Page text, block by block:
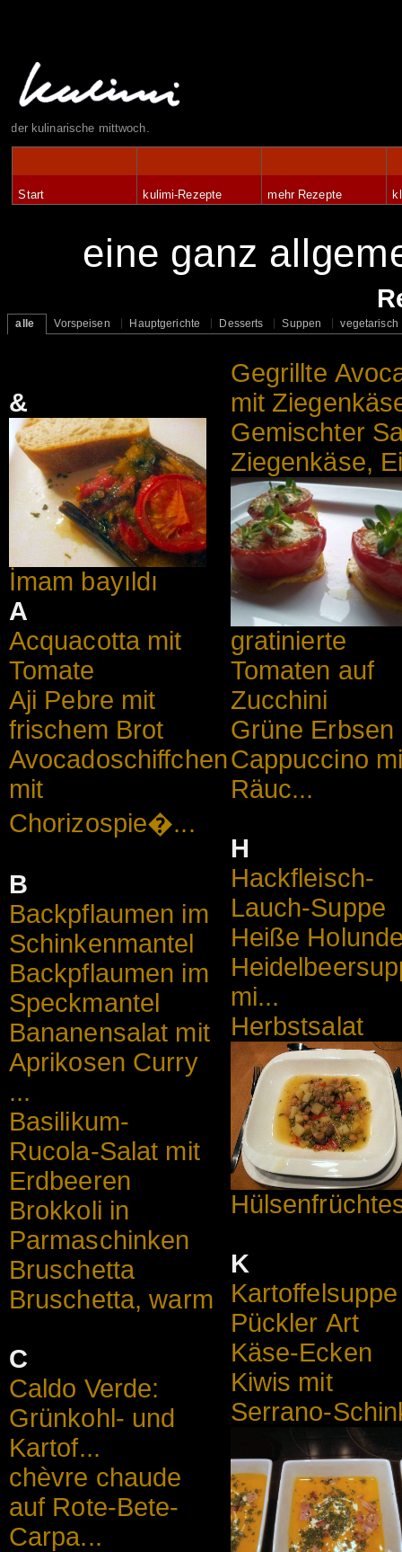
der kulinarische mittwoch.
Start kulimi-Rezepte mehr Rezepte
eine ganz
alle Vorspeisen Hauptgerichte Desserts Suppen vegetarisch
&
İmam bayıldı
A
Acquacotta mit
Tomate
Aji Pebre mit
frischem Brot
Avocadoschiffchen
mit
Chorizospie�...
B
Backpflaumen im
Schinkenmantel
Backpflaumen im
Speckmantel
Bananensalat mit
Aprikosen Curry
...
Basilikum-
Rucola-Salat mit
Erdbeeren
Brokkoli in
Parmaschinken
Bruschetta
Bruschetta, warm
C
Caldo Verde:
Grünkohl- und
Kartof...
chèvre chaude
auf Rote-Bete-
Carpa...
Gegrillte
mit
Gemischter
Ziegenkäse,
gratinierte
Tomaten auf
Zucchini
Grüne Erbsen
Cappuccino
Räuc...
H
Hackfleisch-
Lauch-Suppe
Heiße
mi...
Herbstsalat
K
Kartoffelsuppe
Pückler Art
Käse-Ecken
Kiwis mit
Serrano-